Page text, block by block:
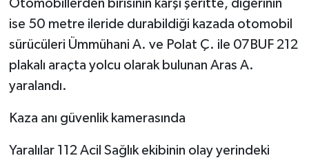
Otomobillerden birisinin karşı şeritte, diğerinin
ise 50 metre ileride durabildiği kazada otomobil
sürücüleri Ümmühani A. ve Polat Ç. ile 07BUF 212
plakalı araçta yolcu olarak bulunan Aras A.
yaralandı.
Kaza anı güvenlik kamerasında
Yaralılar 112 Acil Sağlık ekibinin olay yerindeki